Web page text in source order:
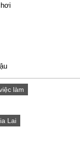
làm
Lai